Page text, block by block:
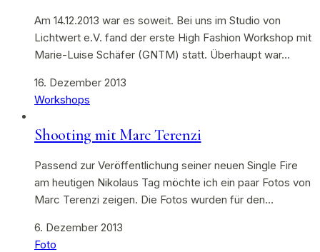
Am 14.12.2013 war es soweit. Bei uns im Studio von
Lichtwert e.V. fand der erste High Fashion Workshop mit
Marie-Luise Schäfer (GNTM) statt. Überhaupt war…
16. Dezember 2013
Workshops
Shooting mit Marc Terenzi
Passend zur Veröffentlichung seiner neuen Single Fire
am heutigen Nikolaus Tag möchte ich ein paar Fotos von
Marc Terenzi zeigen. Die Fotos wurden für den…
6. Dezember 2013
Foto